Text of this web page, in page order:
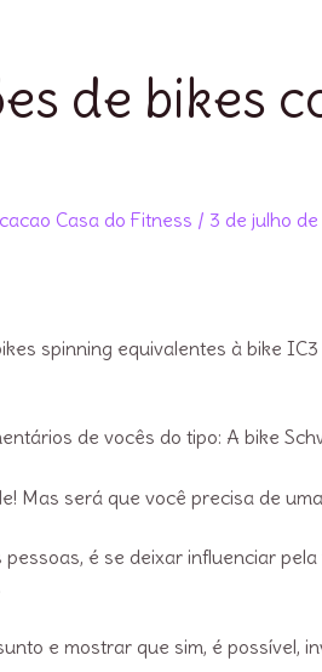
de bikes
Casa do Fitness / 3 de julho
spinning equivalentes à bike
de vocês do tipo: A bike
Mas será que você precisa de
é se deixar influenciar
e mostrar que sim, é possível,